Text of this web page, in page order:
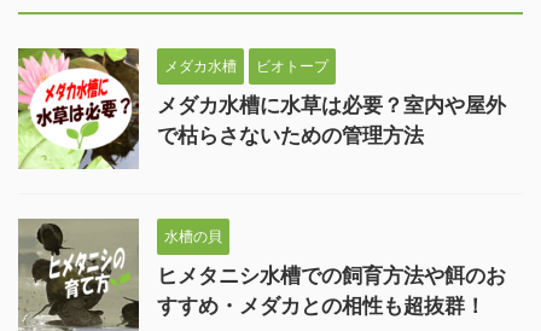
メダカ水槽 ビオトープ
メダカ水槽に水草は必要？室内や屋外
で枯らさないための管理方法
水槽の貝
ヒメタニシ水槽での飼育方法や餌のお
すすめ・メダカとの相性も超抜群！